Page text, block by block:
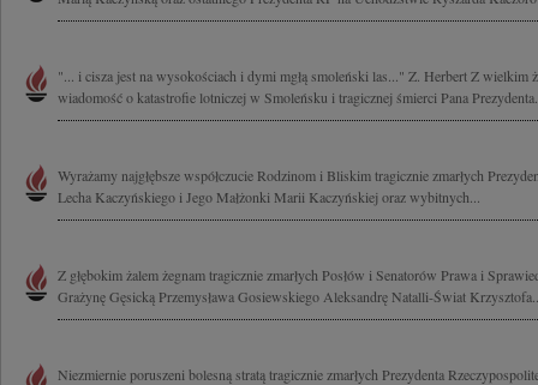
"... i cisza jest na wysokościach i dymi mgłą smoleński las..." Z. Herbert Z wielkim
wiadomość o katastrofie lotniczej w Smoleńsku i tragicznej śmierci Pana
Wyrażamy najgłębsze współczucie Rodzinom i Bliskim tragicznie zmarłych
Lecha Kaczyńskiego i Jego Małżonki Marii Kaczyńskiej oraz wybitnych...
Z głębokim żalem żegnam tragicznie zmarłych Posłów i Senatorów Prawa i
Grażynę Gęsicką Przemysława Gosiewskiego Aleksandrę Natalli-Świat
Niezmiernie poruszeni bolesną stratą tragicznie zmarłych Prezydenta